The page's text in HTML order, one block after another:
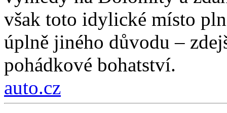
však toto idylické místo
úplně jiného důvodu –
pohádkové bohatství.
auto.cz